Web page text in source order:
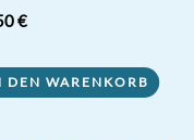
€
DEN WARENKORB